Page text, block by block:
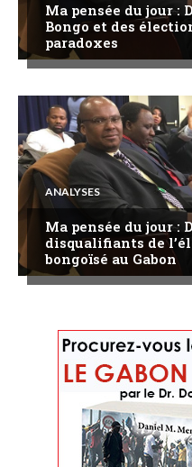
Ma pensée du jour :
Bongo et des
paradoxes
ANALYSES
Ma pensée du jour :
disqualifiants de
bongoïsé au Gabon